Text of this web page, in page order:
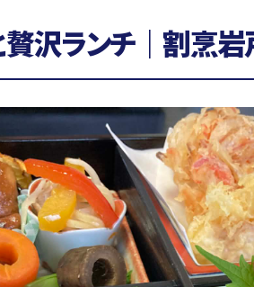
贅沢ランチ｜割烹